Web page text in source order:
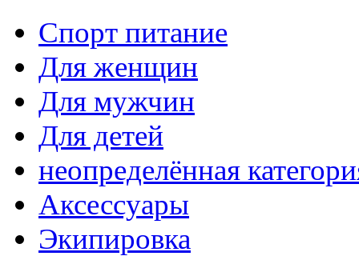
Спорт питание
Для женщин
Для мужчин
Для детей
неопределённая
Аксессуары
Экипировка